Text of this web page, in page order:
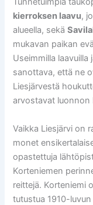
kierroksen laavu,
alueella, sekä
mukavan paikan
Useimmilla
sanottava, että ne
Liesjärvestä
arvostavat luonnon
Vaikka Liesjärvi on
monet
opastettuja
Korteniemen
reittejä. Korteniemi
tutustua 1910-